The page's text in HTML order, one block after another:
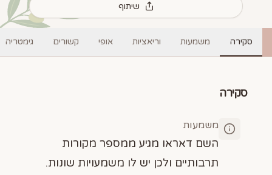
שיתוף
סקירה משמעות וריאציות אופי קשורים גימטריה
סקירה
משמעות
השם דאראו מגיע ממספר מקורות
תרבותיים ולכן יש לו משמעויות שונות.